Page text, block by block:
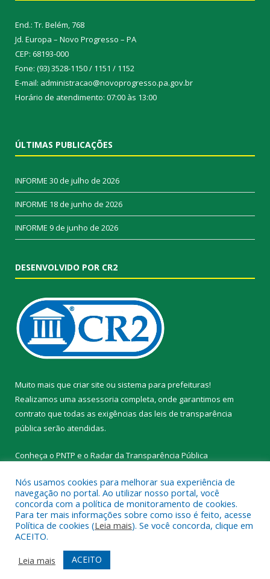
End.: Tr. Belém, 768
Jd. Europa – Novo Progresso – PA
CEP: 68193-000
Fone: (93) 3528-1150 / 1151 / 1152
E-mail: administracao@novoprogresso.pa.gov.br
Horário de atendimento: 07:00 às 13:00
ÚLTIMAS PUBLICAÇÕES
INFORME 30 de julho de 2026
INFORME 18 de junho de 2026
INFORME 9 de junho de 2026
DESENVOLVIDO POR CR2
Muito mais que criar site ou sistema para prefeituras!
Realizamos uma assessoria completa, onde garantimos em
contrato que todas as exigências das leis de transparência
pública serão atendidas.
Conheça o PNTP e o Radar da Transparência Pública
Todos os direitos reservados a Prefeitura Municipal de Novo
Progresso.
Mapa do Site
Acessar Área Administrativa
Acessar Webmail
Nós usamos cookies para melhorar sua experiência de
navegação no portal. Ao utilizar nosso portal, você
concorda com a política de monitoramento de cookies.
Para ter mais informações sobre como isso é feito, acesse
Política de cookies (Leia mais). Se você concorda, clique em
ACEITO.
Leia mais
ACEITO